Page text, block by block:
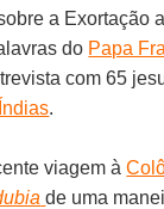
a Exortação
do Papa
com 65
.
viagem à
de uma